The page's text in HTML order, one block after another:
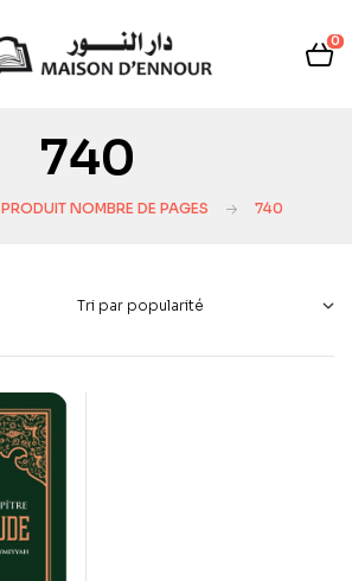
0
740
PRODUIT NOMBRE DE PAGES 740